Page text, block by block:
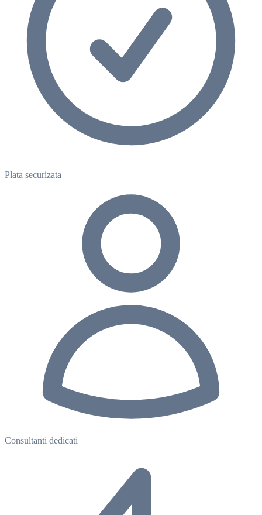
Plata securizata
Consultanti dedicati